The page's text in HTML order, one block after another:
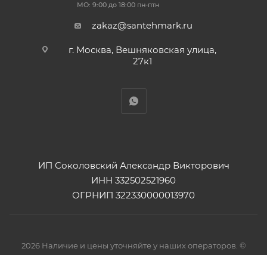
МО: 9:00 до 18:00 пн-птн
zakaz@santehmark.ru
г. Москва, Вешняковская улица,
27к1
ИП Соколовский Александр Викторович
ИНН 332502521960
ОГРНИП 322330000013970
2026 Наличие и цены уточняйте у наших операторов. ©